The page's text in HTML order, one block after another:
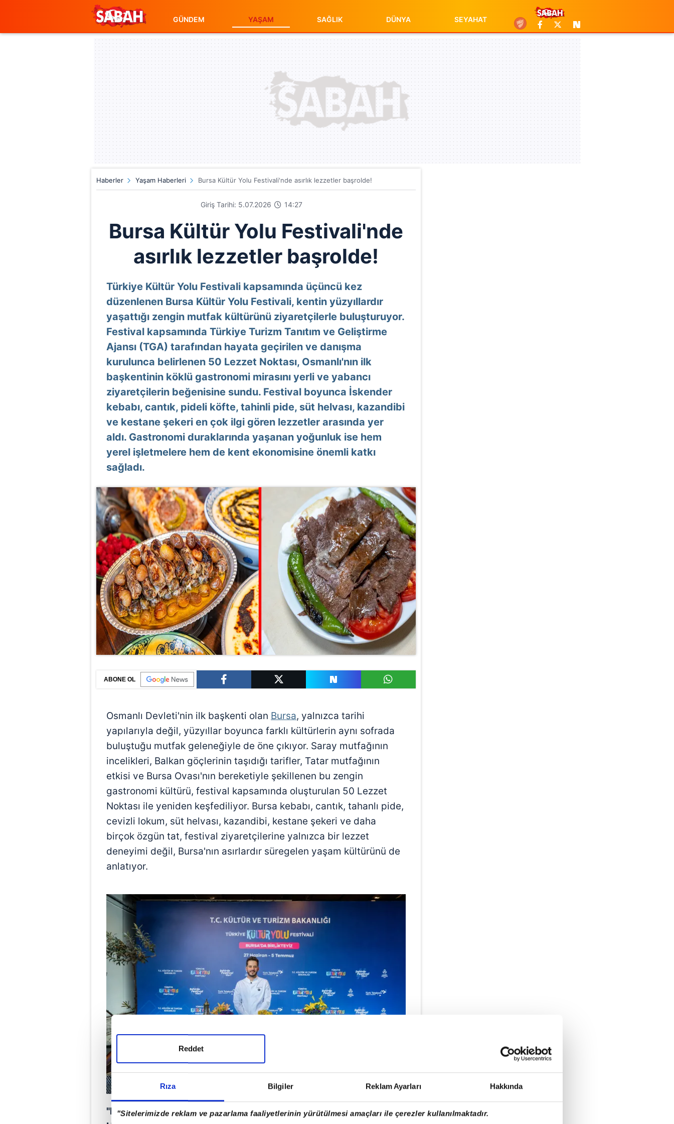
Rıza Bilgiler Reklam Ayarları Hakkında
"Sitelerimizde reklam ve pazarlama faaliyetlerinin yürütülmesi amaçları ile çerezler kullanılmaktadır.
Reddet
GÜNDEM YAŞAM SAĞLIK DÜNYA SEYAHAT
Haberler Yaşam Haberleri Bursa Kültür Yolu Festivali'nde asırlık lezzetler başrolde!
Giriş Tarihi: 5.07.2026 14:27
Bursa Kültür Yolu Festivali'nde
asırlık lezzetler başrolde!
Türkiye Kültür Yolu Festivali kapsamında üçüncü kez
düzenlenen Bursa Kültür Yolu Festivali, kentin yüzyıllardır
yaşattığı zengin mutfak kültürünü ziyaretçilerle buluşturuyor.
Festival kapsamında Türkiye Turizm Tanıtım ve Geliştirme
Ajansı (TGA) tarafından hayata geçirilen ve danışma
kurulunca belirlenen 50 Lezzet Noktası, Osmanlı'nın ilk
başkentinin köklü gastronomi mirasını yerli ve yabancı
ziyaretçilerin beğenisine sundu. Festival boyunca İskender
kebabı, cantık, pideli köfte, tahinli pide, süt helvası, kazandibi
ve kestane şekeri en çok ilgi gören lezzetler arasında yer
aldı. Gastronomi duraklarında yaşanan yoğunluk ise hem
yerel işletmelere hem de kent ekonomisine önemli katkı
sağladı.
ABONE OL
Osmanlı Devleti'nin ilk başkenti olan Bursa, yalnızca tarihi
yapılarıyla değil, yüzyıllar boyunca farklı kültürlerin aynı sofrada
buluştuğu mutfak geleneğiyle de öne çıkıyor. Saray mutfağının
incelikleri, Balkan göçlerinin taşıdığı tarifler, Tatar mutfağının
etkisi ve Bursa Ovası'nın bereketiyle şekillenen bu zengin
gastronomi kültürü, festival kapsamında oluşturulan 50 Lezzet
Noktası ile yeniden keşfediliyor. Bursa kebabı, cantık, tahanlı pide,
cevizli lokum, süt helvası, kazandibi, kestane şekeri ve daha
birçok özgün tat, festival ziyaretçilerine yalnızca bir lezzet
deneyimi değil, Bursa'nın asırlardır süregelen yaşam kültürünü de
anlatıyor.
"LEZZET NOKTALARI İLE ZİYARETÇİLER DOĞRU ADRESLERE